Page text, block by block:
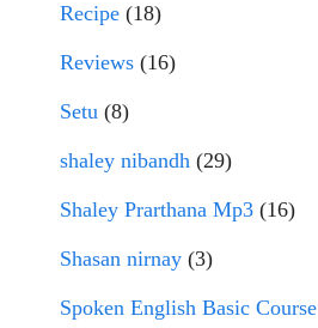
Recipe (18)
Reviews (16)
Setu (8)
shaley nibandh (29)
Shaley Prarthana Mp3 (16)
Shasan nirnay (3)
Spoken English Basic Course